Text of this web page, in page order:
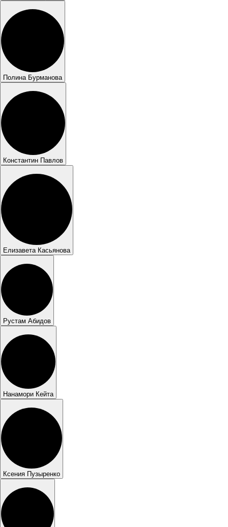
Полина Бурманова
Константин Павлов
Елизавета Касьянова
Рустам Абидов
Нанамори Кейта
Ксения Пузыренко